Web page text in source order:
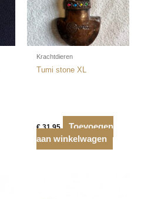
Krachtdieren
Tumi stone XL
€31,95
Toevoegen
aan winkelwagen